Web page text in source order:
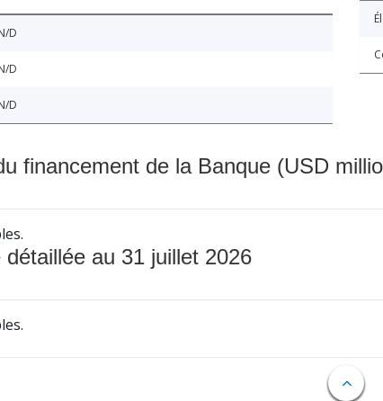
D
D
D
financement de la Banque (USD
au 31 juillet 2026